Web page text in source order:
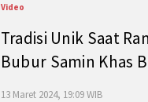
Video
Tradisi Unik Saat
Bubur Samin Khas
13 Maret 2024, 19:09 WIB